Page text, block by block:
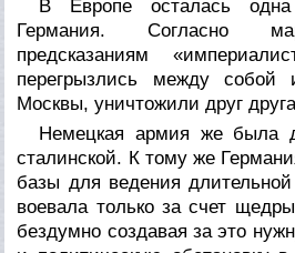
В Европе осталась
Германия. Согласно
предсказаниям
перегрызлись между собой
Москвы, уничтожили друг
Немецкая армия же была
сталинской. К тому же
базы для ведения
воевала только за счет
бездумно создавая за это